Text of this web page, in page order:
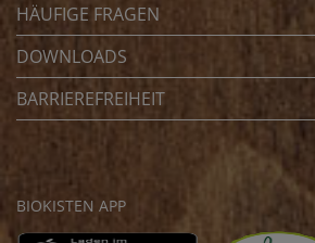
HÄUFIGE FRAGEN
DOWNLOADS
BARRIEREFREIHEIT
BIOKISTEN APP